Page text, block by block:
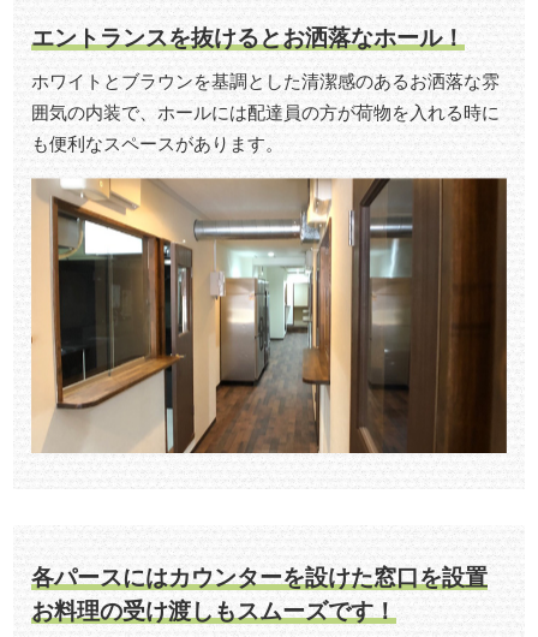
エントランスを抜けるとお洒落なホール！
ホワイトとブラウンを基調とした清潔感のあるお洒落な雰
囲気の内装で、 ホールには配達員の方が荷物を入れる時に
も便利なスペースがあります。
各パースにはカウンターを設けた窓口を設置
お料理の受け渡しもスムーズです！